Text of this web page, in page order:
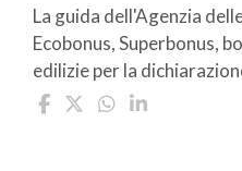
La guida dell'Agenzia
Ecobonus, Superbonus,
edilizie per la